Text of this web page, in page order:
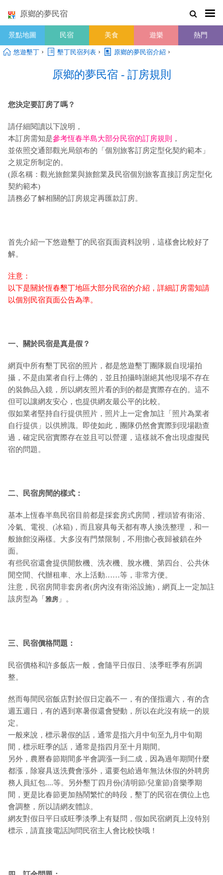
原鄉的夢民宿
景點地圖 民宿 美食 遊樂 熱門
悠遊墾丁 › 墾丁民宿列表 › 原鄉的夢民宿介紹 ›
原鄉的夢民宿 - 訂房規則
您決定要訂房了嗎？
請仔細閱讀以下說明，
本訂房需知是參考恆春半島大部分民宿的訂房規則
，
並依照交通部觀光局頒布的「個別旅客訂房定型化契約範本」
之規定所制定的。
(原名稱：觀光旅館業與旅館業及民宿個別旅客直接訂房定型化
契約範本)
請務必了解相關的訂房規定再匯款訂房。
首先介紹一下悠遊墾丁的民宿頁面資料說明，這樣會比較好了
解。
注意：
以下是關於恆春墾丁地區大部分民宿的介紹，詳細訂房需知請
以個別民宿頁面公告為準。
一、關於民宿是真是假？
網頁中所有墾丁民宿的照片，都是悠遊墾丁團隊親自現場拍
攝，不是由業者自行上傳的，並且拍攝時謝絕其他現場不存在
的裝飾品入鏡，所以網友照片看的到的都是實際存在的。這不
但可以讓網友安心，也提供網友最公平的比較。
假如業者堅持自行提供照片，照片上一定會加註「照片為業者
自行提供」以供辨識。即使如此，團隊仍然會實際到現場勘查
過，確定民宿實際存在並且可以營運，這樣就不會出現虛擬民
宿的問題。
二、民宿房間的樣式：
基本上恆春半島民宿目前都是採套房式房間，裡頭皆有衛浴、
冷氣、電視、(冰箱)，而且寢具每天都有專人換洗整理 ，和一
般旅館沒兩樣。大多沒有門禁限制，不用擔心夜歸被鎖在外
面。
有些民宿還會提供開飲機、洗衣機、脫水機、第四台、公共休
閒空間、代辦租車、水上活動……等，非常方便。
注意，民宿房間非套房者(房內沒有衛浴設施)，網頁上一定加註
該房型為「 雅房 」。
三、民宿價格問題：
民宿價格和許多飯店一般，會隨平日假日、淡季旺季有所調
整。
然而每間民宿飯店對於假日定義不一，有的僅指週六，有的含
週五週日，有的遇到寒暑假還會變動，所以在此沒有統一的規
定。
一般來說，標示暑假的話，通常是指六月中旬至九月中旬期
間，標示旺季的話，通常是指四月至十月期間。
另外，農曆春節期間多半會調漲一到二成，因為過年期間什麼
都漲，除寢具送洗費會漲外，還要包給過年無法休假的外聘房
務人員紅包....等。另外墾丁四月份(清明節/兒童節)音樂季期
間，更是比春節更加熱鬧繁忙的時段，墾丁的民宿在價位上也
會調整，所以請網友體諒。
網友對假日平日或旺季淡季上有疑問，假如民宿網頁上沒特別
標示，請直接電話詢問民宿主人會比較快哦！